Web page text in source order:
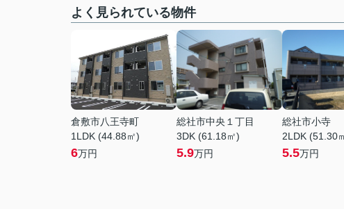
よく見られている物件
倉敷市八王寺町
1LDK (44.88㎡)
6万円
総社市中央１丁目
3DK (61.18㎡)
5.9万円
総社市小寺
2LDK (51.30
5.5万円